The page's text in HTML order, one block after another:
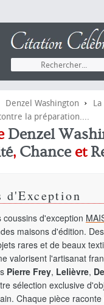
Denzel Washington ›
la préparation....
Denzel
, Chanceet
d'Exception
coussins d'exception
maisons d'édition.
rares et de beaux
valorisent l'artisanat
Pierre Frey, Lelièvre,
sélection exclusive
Chaque pièce